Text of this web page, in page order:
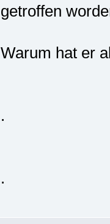
getroffen
Warum hat er
.
.